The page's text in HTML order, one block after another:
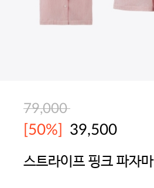
79,000
[50%] 39,500
스트라이프 핑크 파자마